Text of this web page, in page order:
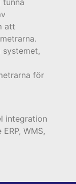
tunna
att
systemet,
för
integration
WMS,